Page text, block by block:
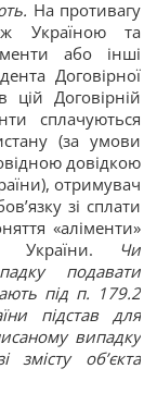
На противагу
Україною та
або інші
Договірної
Договірній
сплачуються
(за умови
довідкою
отримувач
зі сплати
«аліменти»
України. Чи
подавати
під п. 179.2
підстав для
випадку
об’єкта